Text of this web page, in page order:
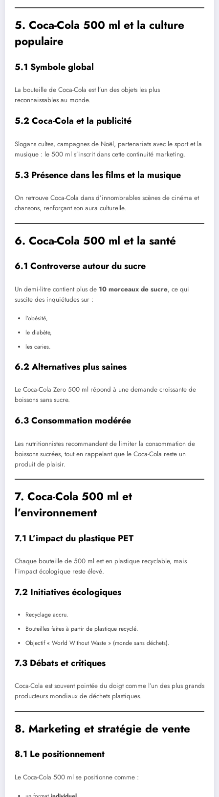
5. Coca-Cola 500 ml et la culture
populaire
5.1 Symbole global
La bouteille de Coca-Cola est l’un des objets les plus
reconnaissables au monde.
5.2 Coca-Cola et la publicité
Slogans cultes, campagnes de Noël, partenariats avec le sport et la
musique : le 500 ml s’inscrit dans cette continuité marketing.
5.3 Présence dans les films et la musique
On retrouve Coca-Cola dans d’innombrables scènes de cinéma et
chansons, renforçant son aura culturelle.
6. Coca-Cola 500 ml et la santé
6.1 Controverse autour du sucre
Un demi-litre contient plus de 10 morceaux de sucre, ce qui
suscite des inquiétudes sur :
l’obésité,
le diabète,
les caries.
6.2 Alternatives plus saines
Le Coca-Cola Zero 500 ml répond à une demande croissante de
boissons sans sucre.
6.3 Consommation modérée
Les nutritionnistes recommandent de limiter la consommation de
boissons sucrées, tout en rappelant que le Coca-Cola reste un
produit de plaisir.
7. Coca-Cola 500 ml et
l’environnement
7.1 L’impact du plastique PET
Chaque bouteille de 500 ml est en plastique recyclable, mais
l’impact écologique reste élevé.
7.2 Initiatives écologiques
Recyclage accru.
Bouteilles faites à partir de plastique recyclé.
Objectif « World Without Waste » (monde sans déchets).
7.3 Débats et critiques
Coca-Cola est souvent pointée du doigt comme l’un des plus grands
producteurs mondiaux de déchets plastiques.
8. Marketing et stratégie de vente
8.1 Le positionnement
Le Coca-Cola 500 ml se positionne comme :